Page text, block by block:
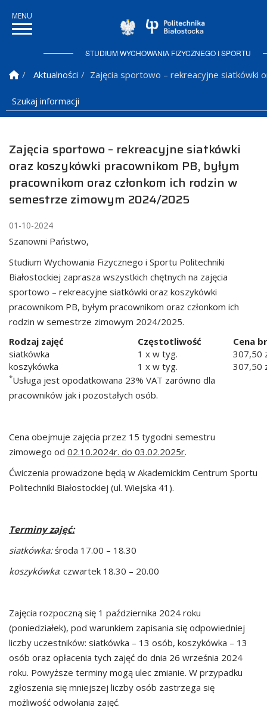
STUDIUM WYCHOWANIA FIZYCZNEGO I SPORTU
Strona Główna
Aktualności
Zajęcia sportowo – rekreacyjne siatkówki
Szukaj informacji
Zajęcia sportowo – rekreacyjne siatkówki
oraz koszykówki pracownikom PB, byłym
pracownikom oraz członkom ich rodzin w
semestrze zimowym 2024/2025
01-10-2024
Szanowni Państwo,
Studium Wychowania Fizycznego i Sportu Politechniki
Białostockiej zaprasza wszystkich chętnych na zajęcia
sportowo – rekreacyjne siatkówki oraz koszykówki
pracownikom PB, byłym pracownikom oraz członkom ich
rodzin w semestrze zimowym 2024/2025.
Rodzaj zajęć
Częstotliwość
Cena
siatkówka
1 x w tyg.
307,50
koszykówka
1 x w tyg. 307,50
*Usługa jest opodatkowana 23% VAT zarówno dla
pracowników jak i pozostałych osób.
Cena obejmuje zajęcia przez 15 tygodni semestru
zimowego od 02.10.2024r. do 03.02.2025r.
Ćwiczenia prowadzone będą w Akademickim Centrum Sportu
Politechniki Białostockiej (ul. Wiejska 41).
Terminy zajęć:
siatkówka:środa 17.00 – 18.30
koszykówka: czwartek 18.30 – 20.00
Zajęcia rozpoczną się 1 października 2024 roku
(poniedziałek), pod warunkiem zapisania się odpowiedniej
liczby uczestników: siatkówka – 13 osób, koszykówka – 13
osób oraz opłacenia tych zajęć do dnia 26 września 2024
roku. Powyższe terminy mogą ulec zmianie. W przypadku
zgłoszenia się mniejszej liczby osób zastrzega się
możliwość odwołania zajęć.